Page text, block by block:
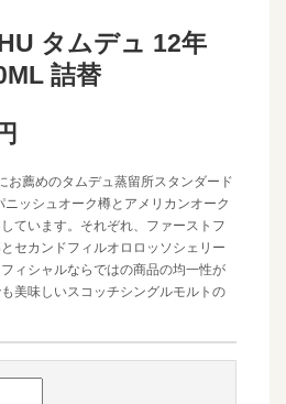
タムデュ 12年
詰替
お薦めのタムデュ蒸留所スタンダード
ッシュオーク樽とアメリカンオーク
ています。それぞれ、ファーストフ
セカンドフィルオロロッソシェリー
ィシャルならではの商品の均一性が
美味しいスコッチシングルモルトの